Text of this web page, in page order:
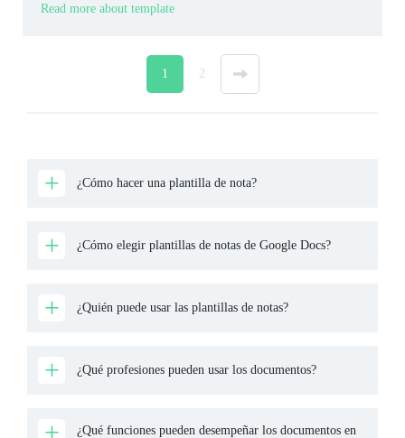
Read more about template
1 2 »
¿Cómo hacer una plantilla de nota?
¿Cómo elegir plantillas de notas de Google Docs?
¿Quién puede usar las plantillas de notas?
¿Qué profesiones pueden usar los documentos?
¿Qué funciones pueden desempeñar los documentos en